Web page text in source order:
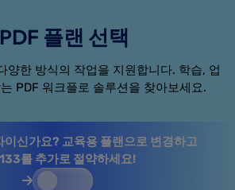
플랜 선택
양한 방식의 작업을 지원합니다. 학습, 업
PDF 워크플로 솔루션을 찾아보세요.
이신가요? 교육용 플랜으로 변경하고
를 추가로 절약하세요!